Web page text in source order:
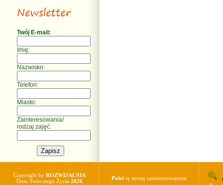
Twój E-mail:
Imię:
Nazwisko:
Telefon:
Miasto:
Zainteresowania/
rodzaj zajęć:
Copyright by ROZWIJALNIA
Dom Twórczego Życia 2026 Polećtę stronę zainteresowanym